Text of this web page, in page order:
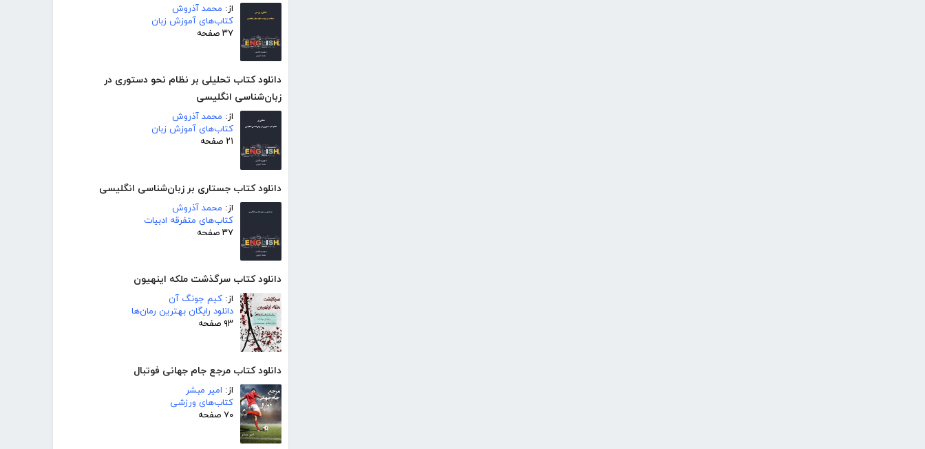
از: محمد آذروش
کتاب‌های آموزش زبان
۳۷ صفحه
دانلود کتاب تحلیلی بر نظام نحو دستوری در
زبان‌شناسی انگلیسی
از: محمد آذروش
کتاب‌های آموزش زبان
۲۱ صفحه
دانلود کتاب جستاری بر زبان‌شناسی انگلیسی
از: محمد آذروش
کتاب‌های متفرقه ادبیات
۳۷ صفحه
دانلود کتاب سرگذشت ملکه اینهیون
از: کیم جونگ آن
دانلود رایگان بهترین رمان‌ها
۹۳ صفحه
دانلود کتاب مرجع جام جهانی فوتبال
از: امیر مبشر
کتاب‌های ورزشی
۷۰ صفحه